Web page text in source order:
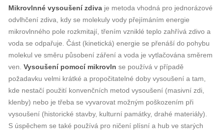
Mikrovlnné vysoušení zdiva je metoda vhodná pro jednorázové
odvlhčení zdiva, kdy se molekuly vody přejímáním energie
mikrovlnného pole rozkmitají, třením vzniklé teplo zahřívá zdivo a
voda se odpařuje. Část (kinetická) energie se přenáší do pohybu
molekul ve směru působení záření a voda je vytlačována směrem
ven. Vysoušení pomocí mikrovln se používá v případě
požadavku velmi krátké a propočitatelné doby vysoušení a tam,
kde nestačí použití konvenčních metod vysoušení (masivní zdi,
klenby) nebo je třeba se vyvarovat možným poškozením při
vysoušení (historické stavby, kulturní památky, drahé materiály).
S úspěchem se také používá pro ničení plísní a hub ve starých